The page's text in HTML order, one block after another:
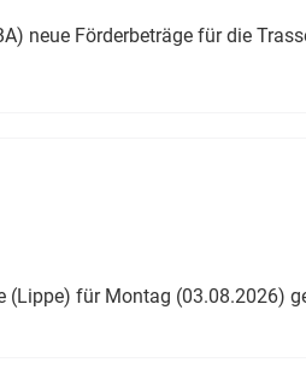
neue Förderbeträge für die
(Lippe) für Montag (03.08.2026)